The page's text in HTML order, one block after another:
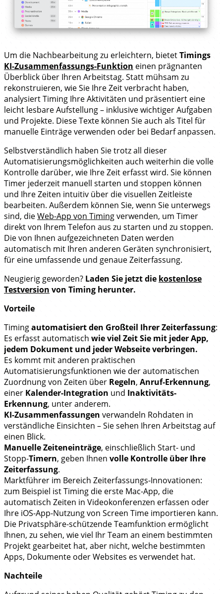
Um die Nachbearbeitung zu erleichtern, bietetTimings
KI-Zusammenfassungs-Funktion einen prägnanten
Überblick über Ihren Arbeitstag. Statt mühsam zu
rekonstruieren, wie Sie Ihre Zeit verbracht haben,
analysiert Timing Ihre Aktivitäten und präsentiert eine
leicht lesbare Aufstellung – inklusive wichtiger Aufgaben
und Projekte. Diese Texte können Sie auch als Titel für
manuelle Einträge verwenden oder bei Bedarf anpassen.
Selbstverständlich haben Sie trotz all dieser
Automatisierungsmöglichkeiten auch weiterhin die volle
Kontrolle darüber, wie Ihre Zeit erfasst wird. Sie können
Timer jederzeit manuell starten und stoppen können
und Ihre Zeiten intuitiv über die visuellen Zeitleiste
bearbeiten. Außerdem können Sie, wenn Sie unterwegs
sind, dieWeb-App von Timingverwenden, um Timer
direkt von Ihrem Telefon aus zu starten und zu stoppen.
Die von Ihnen aufgezeichneten Daten werden
automatisch mit Ihren anderen Geräten synchronisiert,
für eine umfassende und genaue Zeiterfassung.
Neugierig geworden? Laden Sie jetzt die kostenlose
Testversion von Timing herunter.
Vorteile
Timingautomatisiert den Großteil Ihrer Zeiterfassung:
Es erfasst automatisch wie viel Zeit Sie mit jeder App,
jedem Dokument und jeder Webseite verbringen.
Es kommt mit anderen praktischen
Automatisierungsfunktionen wie der automatischen
Zuordnung von Zeiten über Regeln, Anruf-Erkennung,
einer Kalender-Integration und Inaktivitäts-
Erkennung, unter anderem.
KI-Zusammenfassungen verwandeln Rohdaten in
verständliche Einsichten – Sie sehen Ihren Arbeitstag auf
einen Blick.
Manuelle Zeiteneinträge, einschließlich Start- und
Stopp-Timern, geben Ihnen volle Kontrolle über Ihre
Zeiterfassung.
Marktführer im Bereich Zeiterfassungs-Innovationen:
zum Beispiel ist Timing die erste Mac-App, die
automatisch Zeiten in Videokonferenzen erfassen oder
Ihre iOS-App-Nutzung von Screen Time importieren kann.
Die Privatsphäre-schützende Teamfunktion ermöglicht
Ihnen, zu sehen, wie viel Ihr Team an einem bestimmten
Projekt gearbeitet hat, aber nicht, welche bestimmten
Apps, Dokumente oder Websites es verwendet hat.
Nachteile